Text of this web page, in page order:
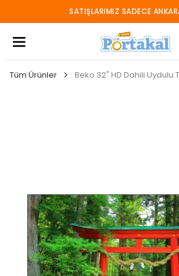
SATIŞLARIMIZ SADECE ANKARA İÇİ
Tüm Ürünler Beko 32" HD Dahili Uydulu